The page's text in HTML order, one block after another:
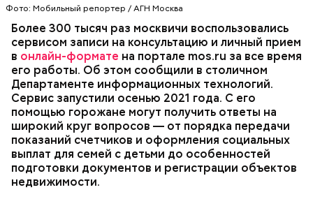
Фото: Мобильный репортер / АГН Москва
Более 300 тысяч раз москвичи воспользовались
сервисом записи на консультацию и личный прием
в онлайн-формате на портале mos.ru за все время
его работы. Об этом сообщили в столичном
Департаменте информационных технологий.
Сервис запустили осенью 2021 года. С его
помощью горожане могут получить ответы на
широкий круг вопросов — от порядка передачи
показаний счетчиков и оформления социальных
выплат для семей с детьми до особенностей
подготовки документов и регистрации объектов
недвижимости.
Сотрудники центров госуслуг и столичных
ведомств проводят видеовстречи по более чем
200 разнообразным темам. Например, жители
столицы могут получить разъяснения о том, как
оформить свидетельство о рождении, назначить
пенсию, выполнить перерасчет коммунальных
платежей либо изменить место жительства.
после чего перейти в раздел «Документы» и
открыть сервис «Запись на консультацию и личный
прием в онлайн‑формате». Затем потребуется
выбрать тип встречи и цель обращения, а также
подобрать удобные дату и время. Пользователь
получит ссылку на видеозвонок и инструкцию по
подключению — они поступят в личный кабинет на
портале и на электронную почту. В назначенное
время останется лишь подключиться к встрече. Для
работы с сервисом необходимо иметь
стандартную илиполную учетную запись на
mos.ru. В среднем длительность одной
консультации составляет около 20 минут.
жилищного учета (включая сведения о числе
зарегистрированных лиц в выписке из домовой
книги), а также дать ответы на иные вопросы.
Сервис доступен ежедневно с 08:00 до 19:50, за
исключением праздничных дней.
остались вопросы, то пользователь может
ПОРТАЛ MOS.RU МОСКВА УСЛУГИ